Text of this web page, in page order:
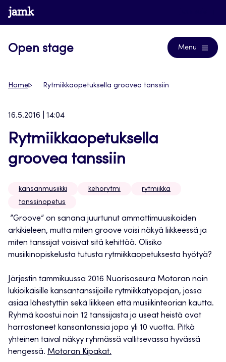
Siirry
suoraan
www.jamk.fi
Open stage Menu
Home Rytmiikkaopetuksella groovea tanssiin
16.5.2016 | 14:04
Rytmiikkaopetuksella
groovea tanssiin
kansanmusiikki kehorytmi
rytmiikka
tanssinopetus
”Groove” on sanana juurtunut ammattimuusikoiden
arkikieleen, mutta miten groove voisi näkyä liikkeessä ja
miten tanssijat voisivat sitä kehittää. Olisiko
musiikinopiskelusta tutusta rytmiikkaopetuksesta hyötyä?
Järjestin tammikuussa 2016 Nuorisoseura Motoran noin
lukioikäisille kansantanssijoille rytmiikkatyöpajan, jossa
asiaa lähestyttiin sekä liikkeen että musiikinteorian kautta.
Ryhmä koostui noin 12 tanssijasta ja useat heistä ovat
harrastaneet kansantanssia jopa yli 10 vuotta. Pitkä
yhteinen taival näkyy ryhmässä vallitsevassa hyvässä
hengessä. Motoran Kipakat.